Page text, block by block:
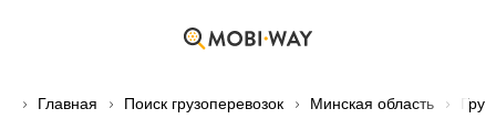
Главная Поиск грузоперевозок Минская область